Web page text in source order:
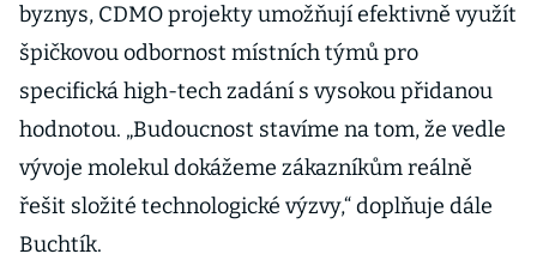
byznys, CDMO projekty umožňují efektivně využít
špičkovou odbornost místních týmů pro
specifická high-tech zadání s vysokou přidanou
hodnotou. „Budoucnost stavíme na tom, že vedle
vývoje molekul dokážeme zákazníkům reálně
řešit složité technologické výzvy,“ doplňuje dále
Buchtík.